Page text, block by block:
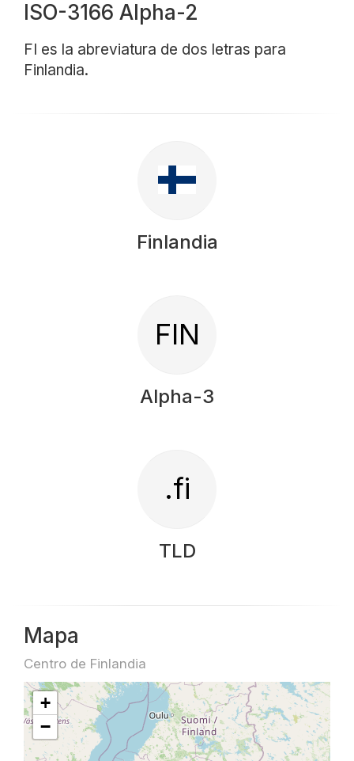
ISO-3166 Alpha-2
FI es la abreviatura de dos letras para
Finlandia.
Finlandia
FIN
Alpha-3
.fi
TLD
Mapa
Centro de Finlandia
+
−